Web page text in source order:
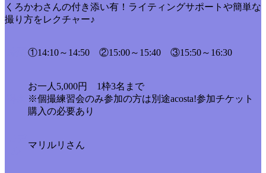
くろかわさんの付き添い有！ライティングサポートや簡単な
撮り方をレクチャー♪
①14:10～14:50 ②15:00～15:40 ③15:50～16:30
お一人5,000円 1枠3名まで
※個撮練習会のみ参加の方は別途acosta!参加チケット
購入の必要あり
マリルリさん